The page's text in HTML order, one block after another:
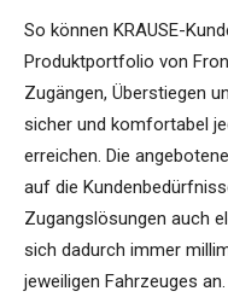
So können KRAUSE-
Produktportfolio von
Zugängen, Überstiegen
sicher und komfortabel
erreichen. Die
auf die
Zugangslösungen auch
sich dadurch immer
jeweiligen Fahrzeuges